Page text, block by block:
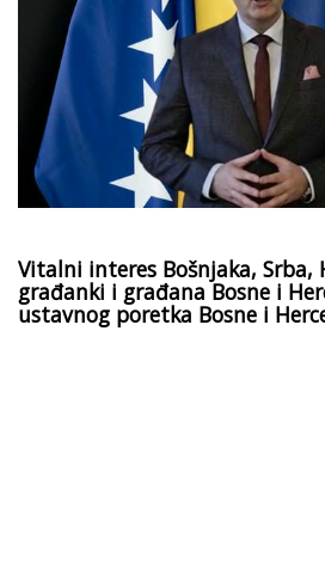
Vitalni interes Bošnjaka, Srba,
građanki i građana Bosne i
ustavnog poretka Bosne i